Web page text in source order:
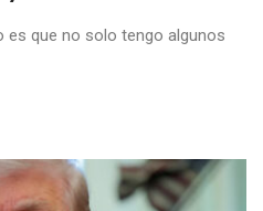
es que no solo tengo algunos